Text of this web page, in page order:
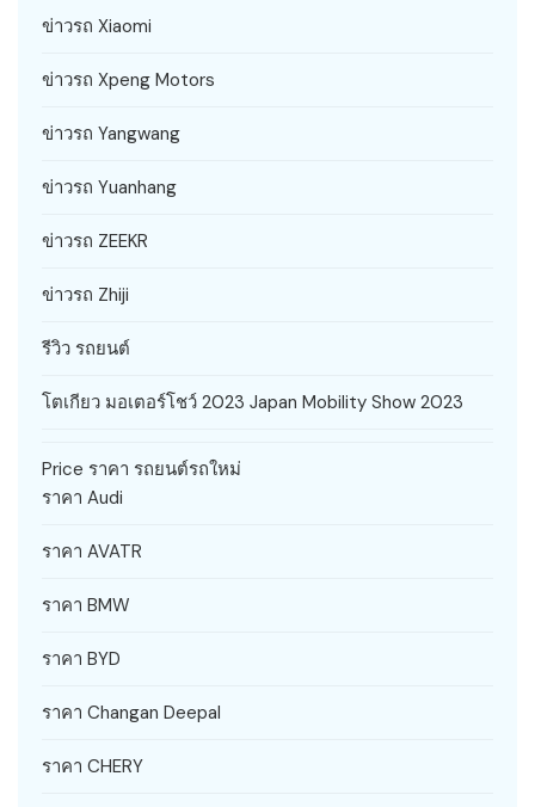
ข่าวรถ Xiaomi
ข่าวรถ Xpeng Motors
ข่าวรถ Yangwang
ข่าวรถ Yuanhang
ข่าวรถ ZEEKR
ข่าวรถ Zhiji
รีวิว รถยนต์
โตเกียว มอเตอร์โชว์ 2023 Japan Mobility Show 2023
Price ราคา รถยนต์รถใหม่
ราคา Audi
ราคา AVATR
ราคา BMW
ราคา BYD
ราคา Changan Deepal
ราคา CHERY